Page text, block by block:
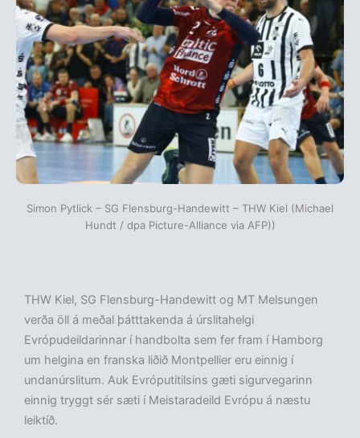
Simon Pytlick – SG Flensburg-Handewitt – THW Kiel (Michael
Hundt / dpa Picture-Alliance via AFP))
THW Kiel, SG Flensburg-Handewitt og MT Melsungen
verða öll á meðal þátttakenda á úrslitahelgi
Evrópudeildarinnar í handbolta sem fer fram í Hamborg
um helgina en franska liðið Montpellier eru einnig í
undanúrslitum. Auk Evróputitilsins gæti sigurvegarinn
einnig tryggt sér sæti í Meistaradeild Evrópu á næstu
leiktíð.